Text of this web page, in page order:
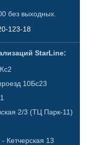
без выходных.
123-18
StarLine:
10Бс23
2/3 (ТЦ Парк-11)
Кетчерская 13